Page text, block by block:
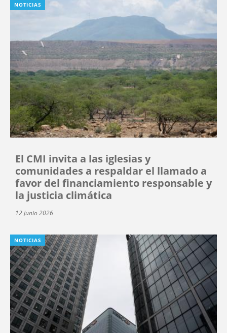
NOTICIAS
El CMI invita a las iglesias y
comunidades a respaldar el llamado a
favor del financiamiento responsable y
la justicia climática
12 Junio 2026
NOTICIAS